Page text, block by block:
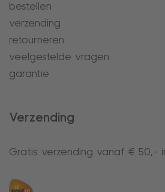
bestellen
verzending
retourneren
veelgestelde vragen
garantie
Verzending
Gratis verzending vanaf € 50,-